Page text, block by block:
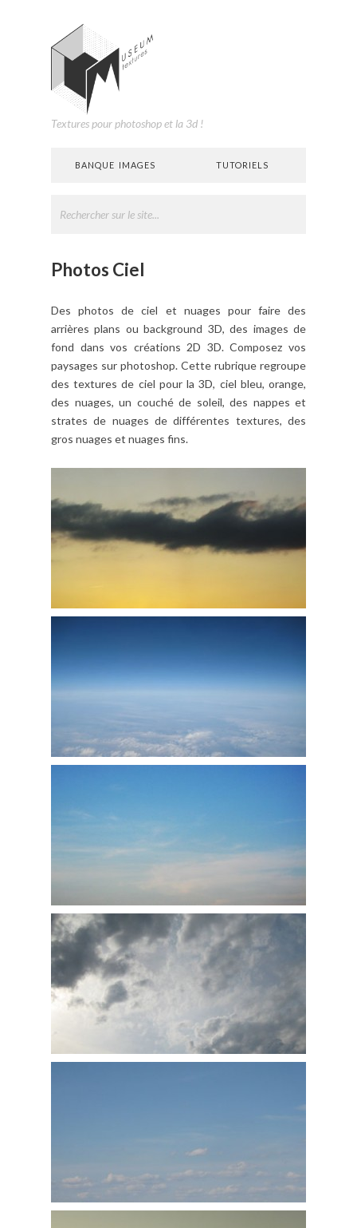
Textures pour photoshop et la 3d !
BANQUE IMAGES TUTORIELS
Photos Ciel
Des photos de ciel et nuages pour faire des
arrières plans ou background 3D, des images de
fond dans vos créations 2D 3D. Composez vos
paysages sur photoshop. Cette rubrique regroupe
des textures de ciel pour la 3D, ciel bleu, orange,
des nuages, un couché de soleil, des nappes et
strates de nuages de différentes textures, des
gros nuages et nuages fins.